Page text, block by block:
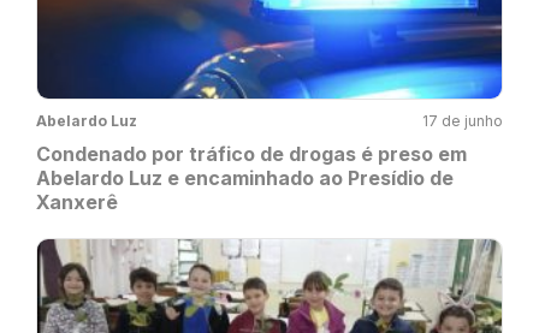
Abelardo Luz 17 de junho
Condenado por tráfico de drogas é preso em
Abelardo Luz e encaminhado ao Presídio de
Xanxerê